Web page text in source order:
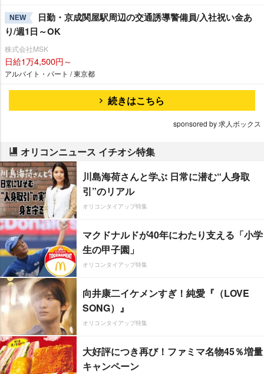
NEW
日勤・京成関屋駅周辺の交通誘導警備員/入社祝い金あ
り/週1日～OK
株式会社MSK
日給1万4,500円～
アルバイト・パート / 東京都
続きはこちら
sponsored by 求人ボックス
オリコンニュース イチオシ特集
川島海荷さんと学ぶ 日常に潜む“人身取
引”のリアル
オリコンタイアップ特集
マクドナルドが40年にわたり支える「小学
生の甲子園」
オリコンタイアップ特集
向井康二イケメンすぎ！純愛『（LOVE
SONG）』
オリコンタイアップ特集
大好評につき再び！ファミマ名物45％増量
キャンペーン